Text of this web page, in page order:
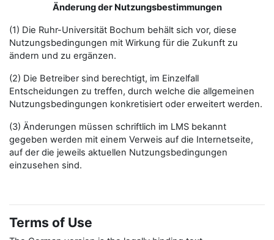
Änderung der Nutzungsbestimmungen
(1) Die Ruhr-Universität Bochum behält sich vor, diese
Nutzungsbedingungen mit Wirkung für die Zukunft zu
ändern und zu ergänzen.
(2) Die Betreiber sind berechtigt, im Einzelfall
Entscheidungen zu treffen, durch welche die allgemeinen
Nutzungsbedingungen konkretisiert oder erweitert werden.
(3) Änderungen müssen schriftlich im LMS bekannt
gegeben werden mit einem Verweis auf die Internetseite,
auf der die jeweils aktuellen Nutzungsbedingungen
einzusehen sind.
Terms of Use